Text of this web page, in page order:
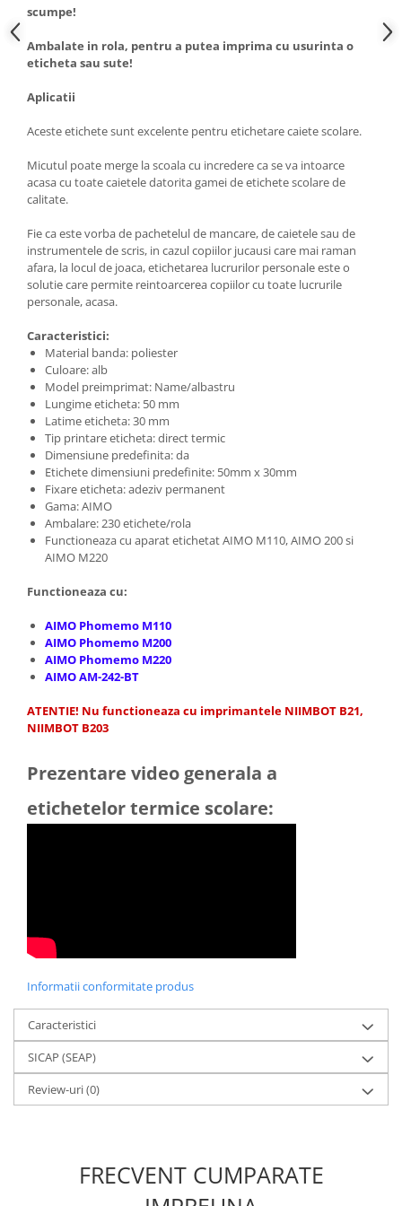
scumpe!
Ambalate in rola, pentru a putea imprima cu usurinta o
eticheta sau sute!
Aplicatii
Aceste etichete sunt excelente pentru etichetare caiete scolare.
Micutul poate merge la scoala cu incredere ca se va intoarce
acasa cu toate caietele datorita gamei de etichete scolare de
calitate.
Fie ca este vorba de pachetelul de mancare, de caietele sau de
instrumentele de scris, in cazul copiilor jucausi care mai raman
afara, la locul de joaca, etichetarea lucrurilor personale este o
solutie care permite reintoarcerea copiilor cu toate lucrurile
personale, acasa.
Caracteristici:
Material banda: poliester
Culoare: alb
Model preimprimat: Name/albastru
Lungime eticheta: 50 mm
Latime eticheta: 30 mm
Tip printare eticheta: direct termic
Dimensiune predefinita: da
Etichete dimensiuni predefinite: 50mm x 30mm
Fixare eticheta: adeziv permanent
Gama: AIMO
Ambalare: 230 etichete/rola
Functioneaza cu aparat etichetat AIMO M110, AIMO 200 si
AIMO M220
Functioneaza cu:
AIMO Phomemo M110
AIMO Phomemo M200
AIMO Phomemo M220
AIMO AM-242-BT
ATENTIE! Nu functioneaza cu imprimantele NIIMBOT B21,
NIIMBOT B203
Prezentare video generala a
etichetelor termice scolare:
Informatii conformitate produs
Caracteristici
SICAP (SEAP)
Review-uri(0)
FRECVENT CUMPARATE